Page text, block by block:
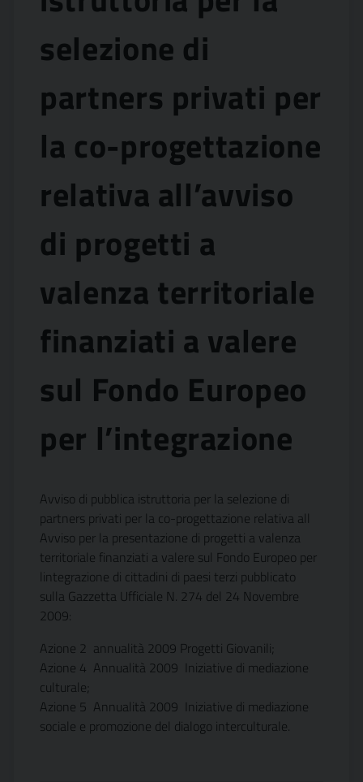
selezione di
partners privati per
la co-progettazione
relativa all’avviso
di progetti a
valenza territoriale
finanziati a valere
sul Fondo Europeo
per l’integrazione
Avviso di pubblica istruttoria per la selezione di
partners privati per la co-progettazione relativa all
Avviso per la presentazione di progetti a valenza
territoriale finanziati a valere sul Fondo Europeo per
lintegrazione di cittadini di paesi terzi pubblicato
sulla Gazzetta Ufficiale N. 274 del 24 Novembre
2009:
Azione 2  annualità 2009 Progetti Giovanili;
Azione 4  Annualità 2009  Iniziative di mediazione
culturale;
Azione 5  Annualità 2009  Iniziative di mediazione
sociale e promozione del dialogo interculturale.